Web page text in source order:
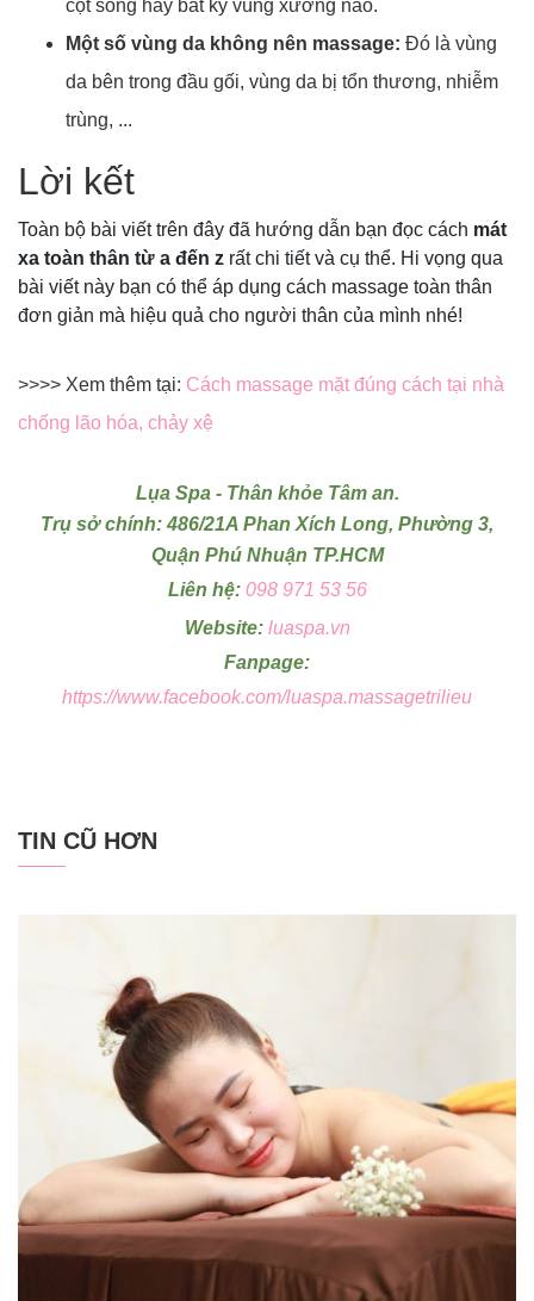
cột sống hay bất kỳ vùng xương nào.
Một số vùng da không nên massage: Đó là vùng
da bên trong đầu gối, vùng da bị tổn thương, nhiễm
trùng, ...
Lời kết
Toàn bộ bài viết trên đây đã hướng dẫn bạn đọc cách mát
xa toàn thân từ a đến z rất chi tiết và cụ thể. Hi vọng qua
bài viết này bạn có thể áp dụng cách massage toàn thân
đơn giản mà hiệu quả cho người thân của mình nhé!
>>>> Xem thêm tại: Cách massage mặt đúng cách tại nhà
chống lão hóa, chảy xệ
Lụa Spa - Thân khỏe Tâm an.
Trụ sở chính: 486/21A Phan Xích Long, Phường 3,
Quận Phú Nhuận TP.HCM
Liên hệ: 098 971 53 56
Website: luaspa.vn
Fanpage:
https://www.facebook.com/luaspa.massagetrilieu
TIN CŨ HƠN